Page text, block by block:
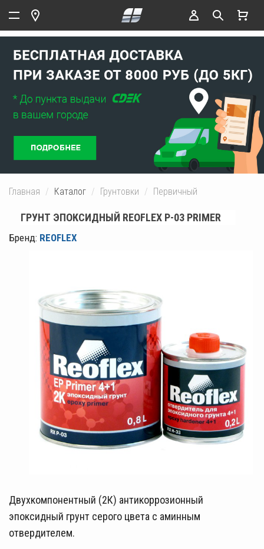
Главная Каталог Грунтовки Первичный
ГРУНТ ЭПОКСИДНЫЙ REOFLEX P-03 PRIMER
Бренд: REOFLEX
Двухкомпонентный (2К) антикоррозионный
эпоксидный грунт серого цвета с аминным
отвердителем.